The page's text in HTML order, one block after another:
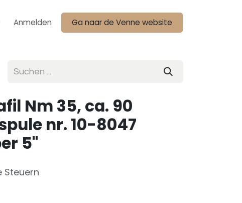
Anmelden Ga naar de Venne website
Nm 35, ca. 90
nr. 10-8047
5"
Steuern